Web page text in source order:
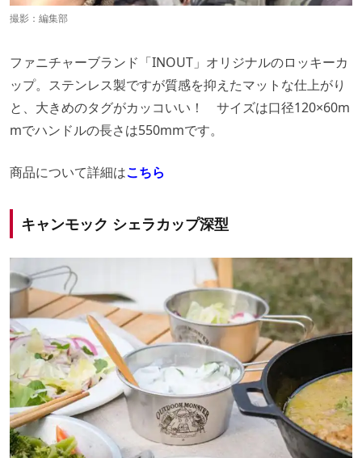
撮影：編集部
ファニチャーブランド「INOUT」オリジナルのロッキーカ
ップ。ステンレス製ですが質感を抑えたマットな仕上がり
と、大きめのタグがカッコいい！ サイズは口径120×60m
mでハンドルの長さは550mmです。
商品について詳細はこちら
キャンモック シェラカップ深型